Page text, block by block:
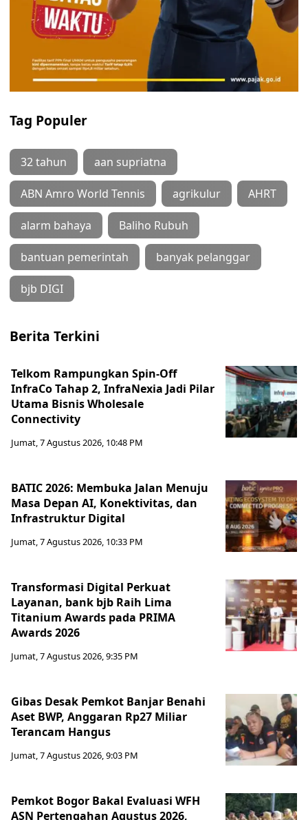
Tag Populer
32 tahun aan supriatna
ABN Amro World Tennis agrikulur AHRT
alarm bahaya Baliho Rubuh
bantuan pemerintah banyak pelanggar
bjb DIGI
Berita Terkini
Telkom Rampungkan Spin-Off
InfraCo Tahap 2, InfraNexia Jadi Pilar
Utama Bisnis Wholesale
Connectivity
Jumat, 7 Agustus 2026, 10:48 PM
BATIC 2026: Membuka Jalan Menuju
Masa Depan AI, Konektivitas, dan
Infrastruktur Digital
Jumat, 7 Agustus 2026, 10:33 PM
Transformasi Digital Perkuat
Layanan, bank bjb Raih Lima
Titanium Awards pada PRIMA
Awards 2026
Jumat, 7 Agustus 2026, 9:35 PM
Gibas Desak Pemkot Banjar Benahi
Aset BWP, Anggaran Rp27 Miliar
Terancam Hangus
Jumat, 7 Agustus 2026, 9:03 PM
Pemkot Bogor Bakal Evaluasi WFH
ASN Pertengahan Agustus 2026,